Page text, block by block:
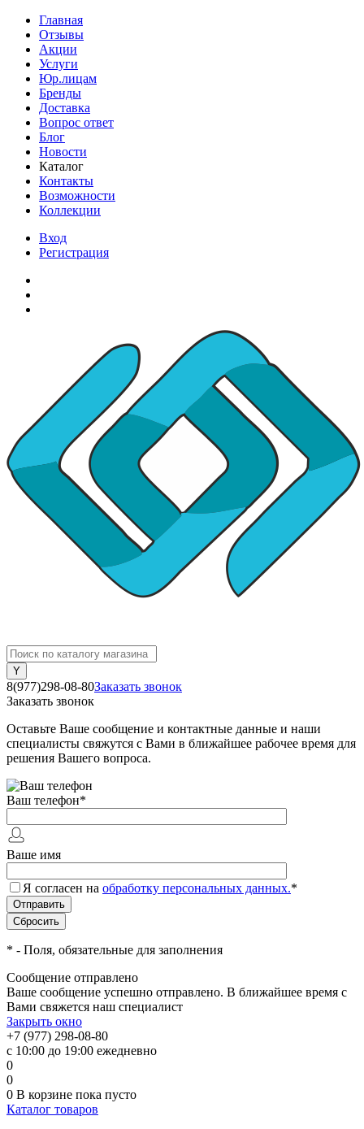
Главная
Отзывы
Акции
Услуги
Юр.лицам
Бренды
Доставка
Вопрос ответ
Блог
Новости
Каталог
Контакты
Возможности
Коллекции
Вход
Регистрация
8(977)298-08-80Заказать звонок
Заказать звонок
Оставьте Ваше сообщение и контактные данные и наши
специалисты свяжутся с Вами в ближайшее рабочее время для
решения Вашего вопроса.
Ваш телефон*
Ваше имя
Я согласен на обработку персональных данных.*
* - Поля, обязательные для заполнения
Сообщение отправлено
Ваше сообщение успешно отправлено. В ближайшее время с
Вами свяжется наш специалист
Закрыть окно
+7 (977) 298-08-80
с 10:00 до 19:00 ежедневно
0
0
0 В корзине пока пусто
Каталог товаров